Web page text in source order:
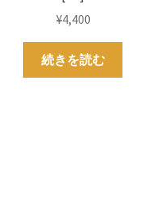
¥4,400
続きを読む